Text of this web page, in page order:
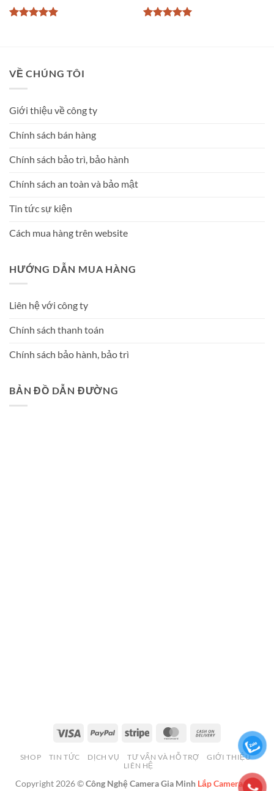
VỀ CHÚNG TÔI
Giới thiệu về công ty
Chính sách bán hàng
Chính sách bảo trì, bảo hành
Chính sách an toàn và bảo mật
Tin tức sự kiện
Cách mua hàng trên website
HƯỚNG DẪN MUA HÀNG
Liên hệ với công ty
Chính sách thanh toán
Chính sách bảo hành, bảo trì
BẢN ĐỒ DẪN ĐƯỜNG
Visa PayPal Stripe MasterCard
Delivery
SHOP TIN TỨC DỊCH VỤ TƯ VẤN VÀ HỖ TRỢ
GIỚI THIỆU
LIÊN HỆ
Copyright 2026 ©Công Nghệ Camera Gia Minh Lắp Camera Hải